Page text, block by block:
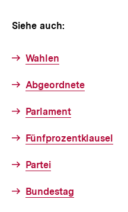
Siehe auch:
Wahlen
Abgeordnete
Parlament
Fünfprozentklausel
Partei
Bundestag